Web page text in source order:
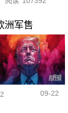
洲军售
09-22